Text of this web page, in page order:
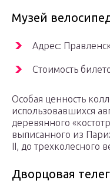
Музей
Адрес:
Стоимость
Особая ценность
использовавшихся
деревянного
выписанного из
II, до трехколесного
Дворцовая